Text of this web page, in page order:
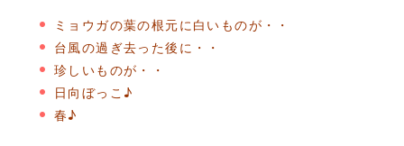
ミョウガの葉の根元に白いものが・・
台風の過ぎ去った後に・・
珍しいものが・・
日向ぼっこ♪
春♪